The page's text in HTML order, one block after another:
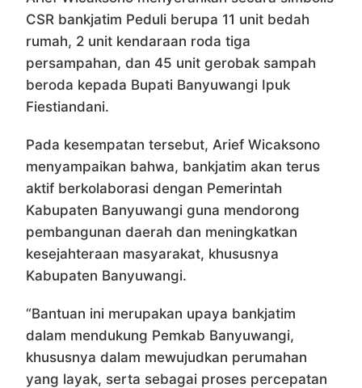
CSR bankjatim Peduli berupa 11 unit bedah
rumah, 2 unit kendaraan roda tiga
persampahan, dan 45 unit gerobak sampah
beroda kepada Bupati Banyuwangi Ipuk
Fiestiandani.
Pada kesempatan tersebut, Arief Wicaksono
menyampaikan bahwa, bankjatim akan terus
aktif berkolaborasi dengan Pemerintah
Kabupaten Banyuwangi guna mendorong
pembangunan daerah dan meningkatkan
kesejahteraan masyarakat, khususnya
Kabupaten Banyuwangi.
“Bantuan ini merupakan upaya bankjatim
dalam mendukung Pemkab Banyuwangi,
khususnya dalam mewujudkan perumahan
yang layak, serta sebagai proses percepatan